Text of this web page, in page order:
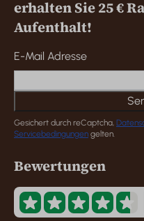
erhalten Sie 25 €
Aufenthalt!
E-Mail Adresse
Gesichert durch reCaptcha,
Servicebedingungen gelten.
Bewertungen